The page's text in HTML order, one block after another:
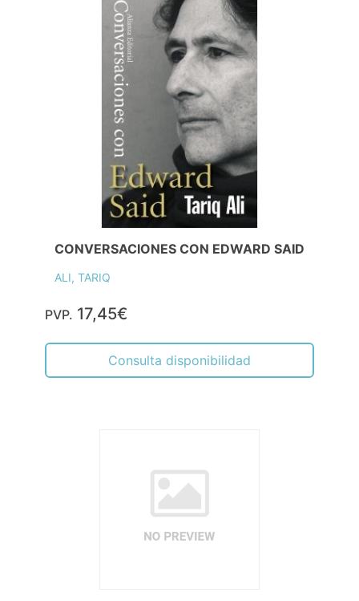
CONVERSACIONES CON EDWARD SAID
ALI, TARIQ
PVP. 17,45€
Consulta disponibilidad